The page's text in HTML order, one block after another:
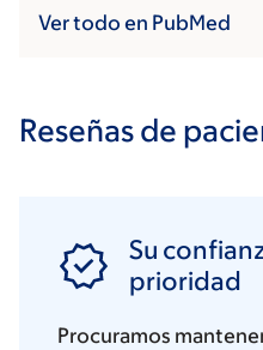
Ver todo en PubMed
Reseñas de
Su
prioridad
Procuramos